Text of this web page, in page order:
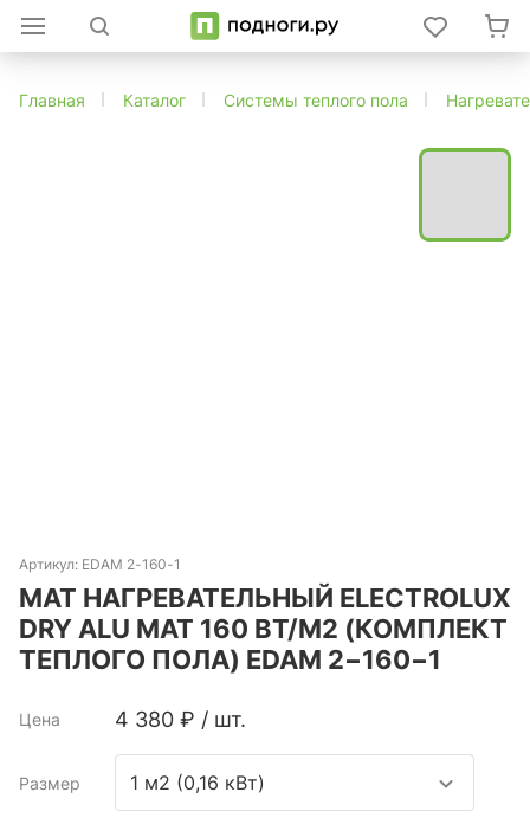
Главная Каталог Системы теплого пола
Артикул: EDAM 2-160-1
МАТ НАГРЕВАТЕЛЬНЫЙ ELECTROLUX
DRY ALU MAT 160 ВТ/М2 (КОМПЛЕКТ
ТЕПЛОГО ПОЛА) EDAM 2−160−1
Цена 4 380 ₽ / шт.
Размер 1 м2 (0,16 кВт)